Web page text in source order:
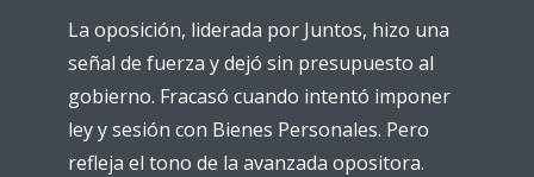
La oposición, liderada por Juntos, hizo una
señal de fuerza y dejó sin presupuesto al
gobierno. Fracasó cuando intentó imponer
ley y sesión con Bienes Personales. Pero
refleja el tono de la avanzada opositora.